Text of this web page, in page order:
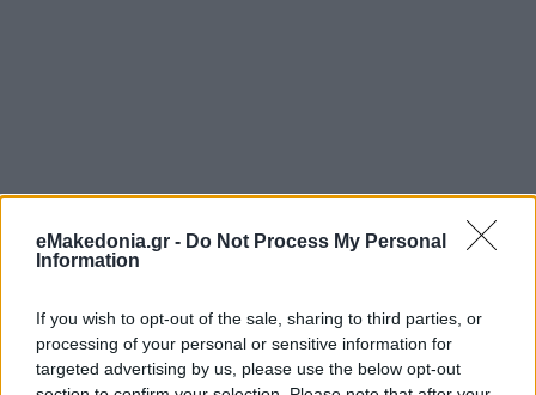
eMakedonia.gr - Do Not Process My Personal
Information
If you wish to opt-out of the sale, sharing to third parties, or
processing of your personal or sensitive information for
targeted advertising by us, please use the below opt-out